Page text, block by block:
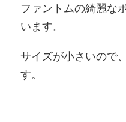
ファントムの綺麗な
います。
サイズが小さいので
す。